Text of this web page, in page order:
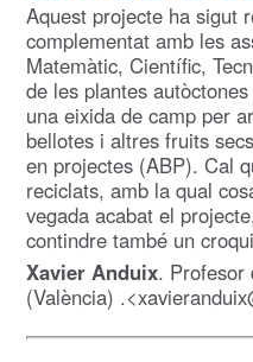
Aquest projecte ha sigut
complementat amb les
Matemàtic, Científic,
de les plantes
una eixida de camp per
bellotes i altres fruits
en projectes (ABP). Cal
reciclats, amb la qual
vegada acabat el
contindre també un
Xavier Anduix. Profesor
(València)